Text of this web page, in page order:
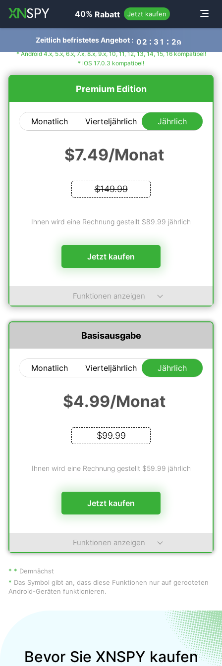
Toggle
40% Rabatt Jetzt kaufen
Zeitlich befristetes Angebot : 0 2 3 1 28
* Android 4.x, 5.x, 6.x, 7.x, 8.x, 9.x, 10, 11, 12, 13, 14, 15, 16 kompatibel!
* iOS 17.0.3 kompatibel!
Premium Edition
Monatlich Vierteljährlich Jährlich
$7.49/Monat
$149.99
Ihnen wird eine Rechnung gestellt $89.99 jährlich
Jetzt kaufen
Funktionen anzeigen
Basisausgabe
Monatlich Vierteljährlich Jährlich
$4.99/Monat
$99.99
Ihnen wird eine Rechnung gestellt $59.99 jährlich
Jetzt kaufen
Funktionen anzeigen
* * Demnächst
* Das Symbol gibt an, dass diese Funktionen nur auf gerooteten
Android-Geräten funktionieren.
Bevor Sie XNSPY kaufen